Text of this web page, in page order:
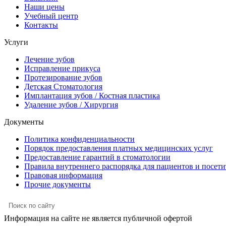
Наши цены
Учебный центр
Контакты
Услуги
Лечение зубов
Исправление прикуса
Протезирование зубов
Детская Стоматология
Имплантация зубов / Костная пластика
Удаление зубов / Хирургия
Документы
Политика конфиденциальности
Порядок предоставления платных медицинских услуг
Предоставление гарантий в стоматологии
Правила внутреннего распорядка для пациентов и
Правовая информация
Прочие документы
Информация на сайте не является публичной офертой